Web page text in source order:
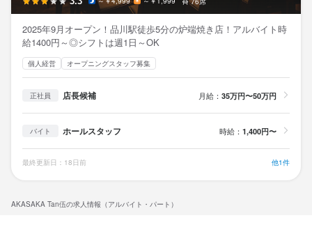
AKASAKA Tan伍の求人情報（アルバイト・パート）
2025年9月オープン！品川駅徒歩5分の炉端焼き店！アルバイト時
給1400円～◎シフトは週1日～OK
個人経営 オープニングスタッフ募集
正社員 店長候補 月給： 35万円〜50万円
バイト ホールスタッフ 時給： 1,400円〜
最終更新日：18日前 他1件